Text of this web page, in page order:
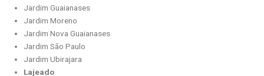
Jardim Guaianases
Jardim Moreno
Jardim Nova Guaianases
Jardim São Paulo
Jardim Ubirajara
Lajeado